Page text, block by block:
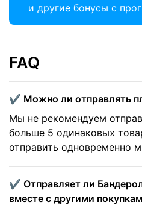
и другие бонусы с
FAQ
✔️ Можно ли отправлять
Мы не рекомендуем
больше 5 одинаковых
отправить одновременно
✔️ Отправляет ли
вместе с другими